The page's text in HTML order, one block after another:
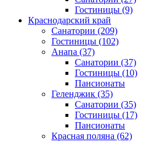
Гостиницы (9)
Краснодарский край
Санатории (209)
Гостиницы (102)
Анапа (37)
Санатории (37)
Гостиницы (10)
Пансионаты
Геленджик (35)
Санатории (35)
Гостиницы (17)
Пансионаты
Красная поляна (62)